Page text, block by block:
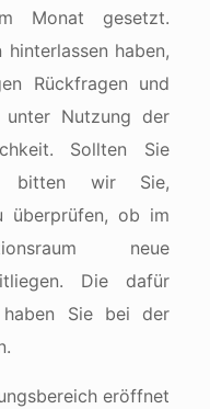
Monat gesetzt.
haben,
Rückfragen und
Nutzung der
Sollten Sie
bitten wir Sie,
überprüfen, ob im
neue
Die dafür
haben Sie bei der
eröffnet